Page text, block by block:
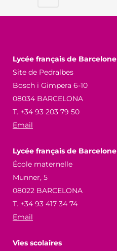
Lycée français de Barcelone
Site de Pedralbes
Bosch i Gimpera 6-10
08034 BARCELONA
T. +34 93 203 79 50
Email
Lycée français de Barcelone
École maternelle
Munner, 5
08022 BARCELONA
T. +34 93 417 34 74
Email
Vies scolaires